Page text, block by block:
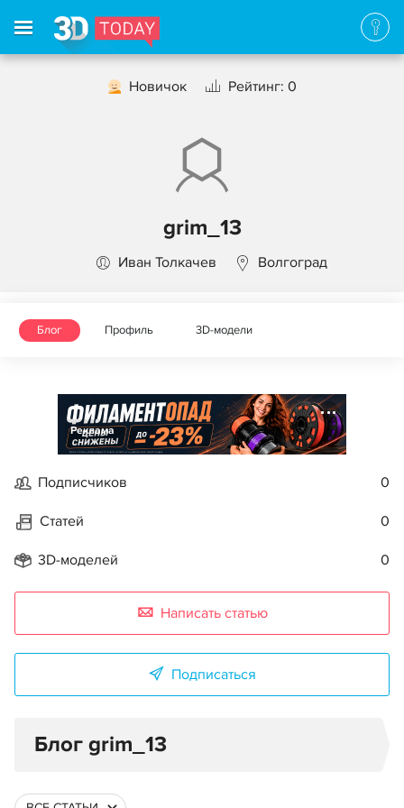
Новичок Рейтинг: 0
grim_13
Иван Толкачев Волгоград
Блог Профиль 3D-модели
Реклама
Подписчиков 0
Статей 0
3D-моделей 0
Написать статью
Подписаться
Блог grim_13